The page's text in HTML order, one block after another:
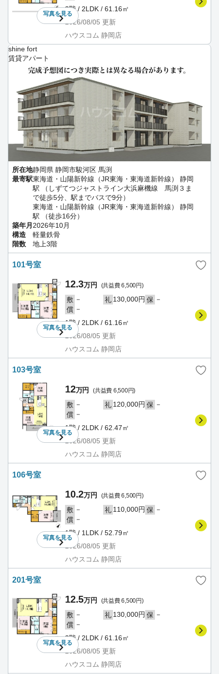
写真を見る
3階 / 2LDK / 61.16㎡
2026/08/05 更新
ハウスコム 静岡店
shine fort
賃貸アパート
所在地静岡県 静岡市駿河区 馬渕
最寄駅東海道・山陽新幹線（JR東海・東海道新幹線） 静岡
駅 （しずてつジャストライン大浜麻機線 馬渕３ま
で徒歩5分、駅までバスで9分）
東海道・山陽新幹線（JR東海・東海道新幹線） 静岡
駅 （徒歩16分）
築年月 2026年10月
構造
軽量鉄骨
階数
地上3階
101号室
写真を見る
12.3万円 (共益費 6,500円)
敷 － 礼 130,000円 保 －
償 －
1階 / 2LDK / 61.16㎡
2026/08/05 更新
ハウスコム 静岡店
103号室
写真を見る
12万円 (共益費 6,500円)
敷 － 礼 120,000円 保 －
償 －
1階 / 2LDK / 62.47㎡
2026/08/05 更新
ハウスコム 静岡店
106号室
写真を見る
10.2万円 (共益費 6,500円)
敷 － 礼 110,000円 保 －
償 －
1階 / 1LDK / 52.79㎡
2026/08/05 更新
ハウスコム 静岡店
201号室
写真を見る
12.5万円 (共益費 6,500円)
敷 － 礼 130,000円 保 －
償 －
2階 / 2LDK / 61.16㎡
2026/08/05 更新
ハウスコム 静岡店